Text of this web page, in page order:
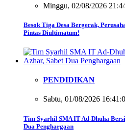
Minggu, 02/08/2026
Besok Tiga Desa Bergerak,
Pintas Diultimatum!
PENDIDIKAN
Sabtu, 01/08/2026
Tim Syarhil SMA IT Ad-Dhuha
Dua Penghargaan